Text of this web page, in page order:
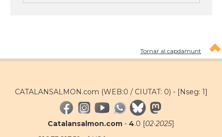
Tornar al capdamunt
CATALANSALMON.com (WEB:0 / CIUTAT: 0) - [Nseg: 1]
Catalansalmon.com - 4.0 [02·2025]